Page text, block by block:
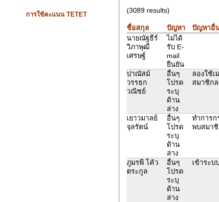
การใช้คะแนน TETET
(3089 results)
ชื่อสกุล ปัญหา
ปัญหาอื่
นายณัฐธีร์
วิภาพุฒื
เศรษฐ์
ไม่ได้
รับ E-
mail
ยืนยัน
ปาณัสม์
วรรธก
วณิชย์
อื่นๆ
โปรด
ระบุ
ด้าน
ล่าง
ลองใช้
สมาชิก
เยาวมาลย์
จุลรัตน์
อื่นๆ
โปรด
ระบุ
ด้าน
ล่าง
ทำการก
พบสมาชิ
ภูมรพี โค้ว
ตระกูล
อื่นๆ
โปรด
ระบุ
ด้าน
ล่าง
เข้าระบ